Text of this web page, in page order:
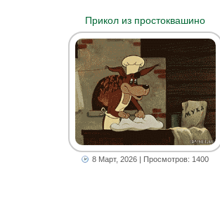
Прикол из простоквашино
8 Март, 2026 | Просмотров: 1400